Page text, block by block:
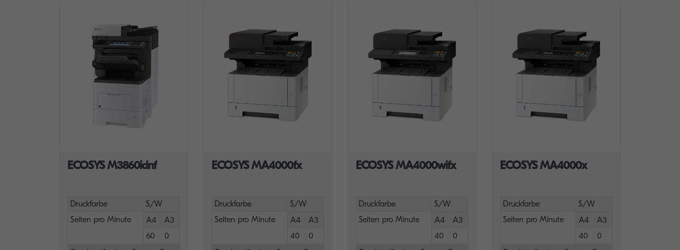
ECOSYS M3860idnf
Druckfarbe
S/W
Seiten pro Minute
A4
A3
60
0
ECOSYS MA4000fx
Druckfarbe
S/W
Seiten pro Minute
A4
A3
40
0
ECOSYS MA4000wifx
Druckfarbe
S/W
Seiten pro Minute
A4
A3
40
0
ECOSYS MA4000x
Druckfarbe
S/W
Seiten pro Minute
A4
A3
40
0